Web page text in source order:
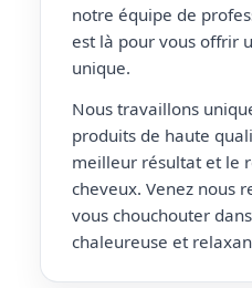
notre équipe de
est là pour vous offrir
unique.
Nous travaillons
produits de haute
meilleur résultat et le
cheveux. Venez nous
vous chouchouter
chaleureuse et